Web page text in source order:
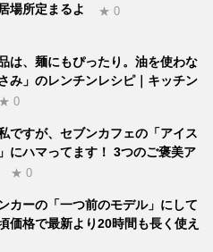
場所定まるよ
★ 0
は、麺にもぴったり。油を使わな
み」のレンチンレシピ｜キッチン
★ 0
ですが、セブンカフェの「アイス
にハマってます！ 3つのご褒美ア
★ 0
カーの「一つ前のモデル」にして
価格で最新より20時間も長く使え